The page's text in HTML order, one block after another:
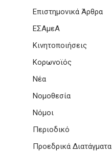
Επιστημονικά Άρθρα
ΕΣΑμεΑ
Κινητοποιήσεις
Κορωνοϊός
Νέα
Νομοθεσία
Νόμοι
Περιοδικό
Προεδρικά Διατάγματα